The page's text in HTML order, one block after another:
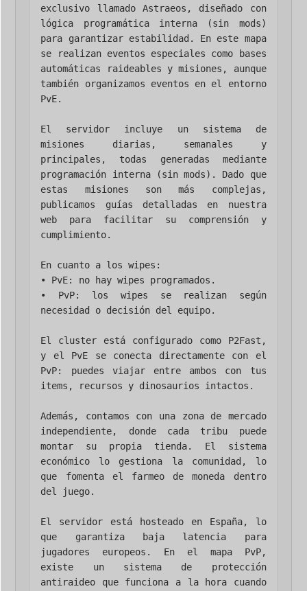
exclusivo llamado Astraeos, diseñado con
lógica programática interna (sin mods)
para garantizar estabilidad. En este mapa
se realizan eventos especiales como bases
automáticas raideables y misiones, aunque
también organizamos eventos en el entorno
PvE.
El servidor incluye un sistema de
misiones diarias, semanales y
principales, todas generadas mediante
programación interna (sin mods). Dado que
estas misiones son más complejas,
publicamos guías detalladas en nuestra
web para facilitar su comprensión y
cumplimiento.
En cuanto a los wipes:
• PvE: no hay wipes programados.
• PvP: los wipes se realizan según
necesidad o decisión del equipo.
El cluster está configurado como P2Fast,
y el PvE se conecta directamente con el
PvP: puedes viajar entre ambos con tus
items, recursos y dinosaurios intactos.
Además, contamos con una zona de mercado
independiente, donde cada tribu puede
montar su propia tienda. El sistema
económico lo gestiona la comunidad, lo
que fomenta el farmeo de moneda dentro
del juego.
El servidor está hosteado en España, lo
que garantiza baja latencia para
jugadores europeos. En el mapa PvP,
existe un sistema de protección
antiraideo que funciona a la hora cuando